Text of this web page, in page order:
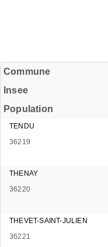
Commune
Insee
Population
TENDU
36219
THENAY
36220
THEVET-SAINT-JULIEN
36221